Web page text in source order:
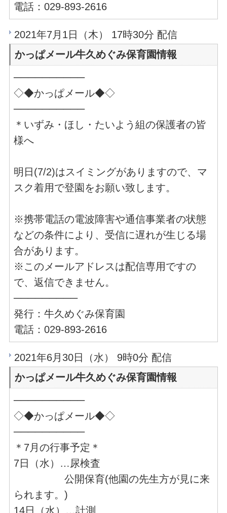
電話：029-893-2616
2021年7月1日（木） 17時30分 配信
かっぱメール牛久めぐみ保育園情報
──────────
◇◆かっぱメール◆◇
──────────
＊いずみ・ほし・たいよう組の保護者の皆
様へ
明日(7/2)はスイミングがありますので、マ
スク着用で登園をお願い致します。
※携帯電話の電波障害や通信事業者の状態
などの条件により、受信に遅れが生じる場
合があります。
※このメールアドレスは配信専用ですの
で、返信できません。
─────────
発行：牛久めぐみ保育園
電話：029-893-2616
2021年6月30日（水） 9時0分 配信
かっぱメール牛久めぐみ保育園情報
──────────
◇◆かっぱメール◆◇
──────────
＊7月の行事予定＊
7日（水）…尿検査
公開保育(他園の先生方が見に来
られます。)
14日（水）…計測